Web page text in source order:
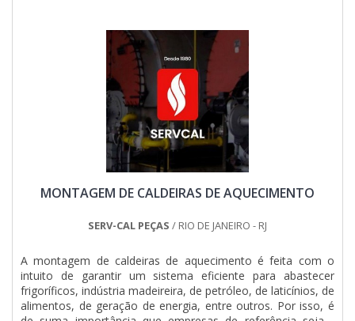
MONTAGEM DE CALDEIRAS DE AQUECIMENTO
SERV-CAL PEÇAS / RIO DE JANEIRO - RJ
A montagem de caldeiras de aquecimento é feita com o
intuito de garantir um sistema eficiente para abastecer
frigoríficos, indústria madeireira, de petróleo, de laticínios, de
alimentos, de geração de energia, entre outros. Por isso, é